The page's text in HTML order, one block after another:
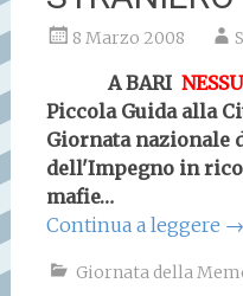
8 Marzo 2008
A BARI
Piccola Guida alla
Giornata nazionale
dell'Impegno in
mafie…
Continua a leggere →
Giornata della